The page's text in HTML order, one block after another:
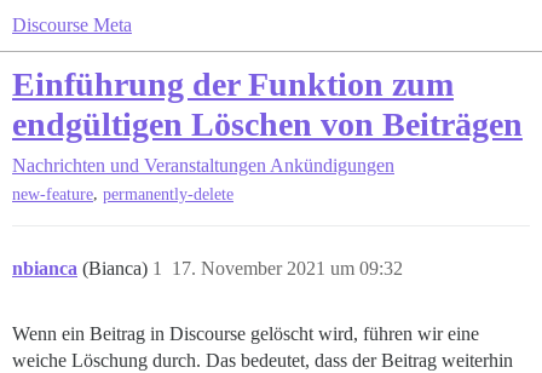
Discourse Meta
Einführung der Funktion zum
endgültigen Löschen von Beiträgen
Nachrichten und Veranstaltungen Ankündigungen
new-feature, permanently-delete
nbianca (Bianca) 17. November 2021 um 09:32
1
Wenn ein Beitrag in Discourse gelöscht wird, führen wir eine
weiche Löschung durch. Das bedeutet, dass der Beitrag weiterhin